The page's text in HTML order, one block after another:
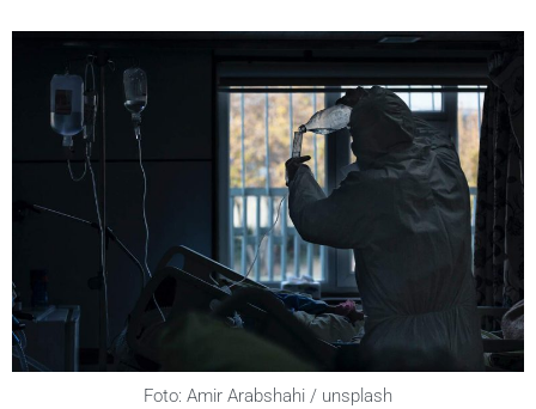
Foto: Amir Arabshahi / unsplash